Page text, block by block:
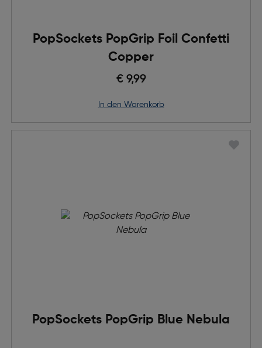
PopSockets PopGrip Foil Confetti
Copper
€ 9,99
in den Warenkorb
PopSockets PopGrip Blue Nebula